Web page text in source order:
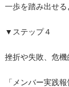
一歩を踏み出せる
▼ステップ４
挫折や失敗、危
「メンバー実践